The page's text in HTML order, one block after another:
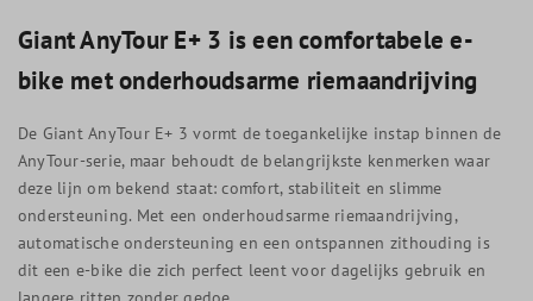
Giant AnyTour E+ 3 is een comfortabele e-
bike met onderhoudsarme riemaandrijving
De Giant AnyTour E+ 3 vormt de toegankelijke instap binnen de
AnyTour-serie, maar behoudt de belangrijkste kenmerken waar
deze lijn om bekend staat: comfort, stabiliteit en slimme
ondersteuning. Met een onderhoudsarme riemaandrijving,
automatische ondersteuning en een ontspannen zithouding is
dit een e-bike die zich perfect leent voor dagelijks gebruik en